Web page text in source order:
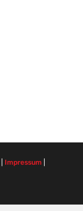
Impressum